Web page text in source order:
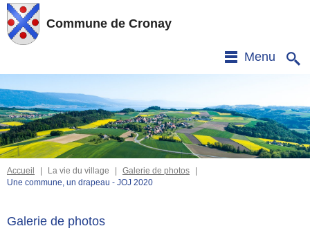
Commune de Cronay
Menu
Accueil | La vie du village | Galerie de photos
|
Une commune, un drapeau - JOJ 2020
Galerie de photos